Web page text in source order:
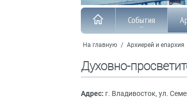
События
На главную / Архиерей и епархия
Духовно-
Адрес: г. Владивосток, ул.